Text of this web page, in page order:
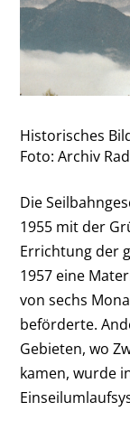
Historisches
Foto: Archiv
Die
1955 mit der
Errichtung der
1957 eine
von sechs
beförderte.
Gebieten, wo
kamen, wurde